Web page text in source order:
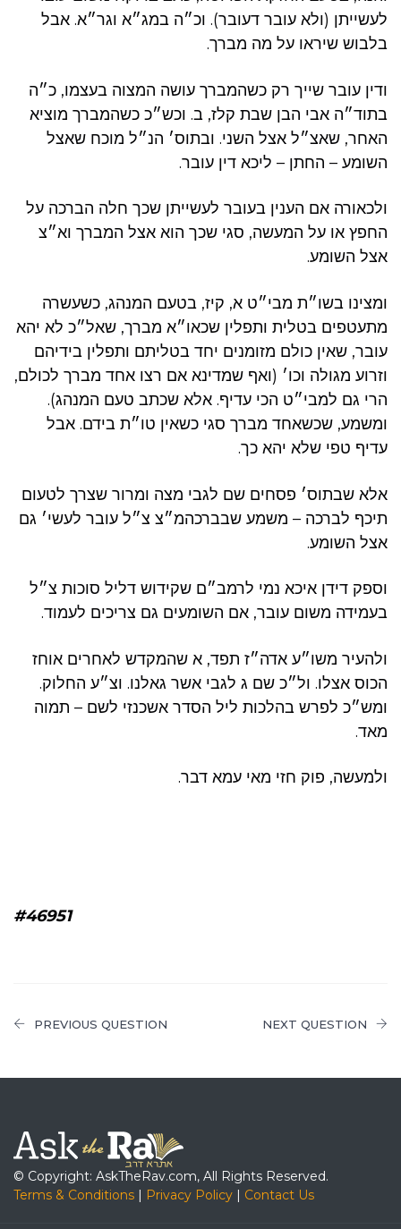
לעשייתן (ולא עובר דעובר). וכ״ה במג״א וגר״א. אבל
בלבוש שיראו על מה מברך.
ודין עובר שייך רק כשהמברך עושה המצוה בעצמו, כ״ה
בתוד״ה אבי הבן שבת קלז, ב. וכש״כ כשהמברך מוציא
האחר, שאצ״ל אצל השני. ובתוס׳ הנ״ל מוכח שאצל
השומע – החתן – ליכא דין עובר.
ולכאורה אם הענין בעובר לעשייתן שכך חלה הברכה על
החפץ או על המעשה, סגי שכך הוא אצל המברך וא״צ
אצל השומע.
ומצינו בשו״ת מבי״ט א, קיז, בטעם המנהג, כשעשרה
מתעטפים בטלית ותפלין שכאו״א מברך, שאל״כ לא יהא
עובר, שאין כולם מזומנים יחד בטליתם ותפלין בידיהם
וזרוע מגולה וכו׳ (ואף שמדינא אם רצו אחד מברך לכולם,
הרי גם למבי״ט הכי עדיף. אלא שכתב טעם המנהג).
ומשמע, שכשאחד מברך סגי כשאין טו״ת בידם. אבל
עדיף טפי שלא יהא כך.
אלא שבתוס׳ פסחים שם לגבי מצה ומרור שצרך לטעום
תיכף לברכה – משמע שבברכהמ״צ צ״ל עובר לעשי׳ גם
אצל השומע.
וספק דידן איכא נמי לרמב״ם שקידוש דליל סוכות צ״ל
בעמידה משום עובר, אם השומעים גם צריכים לעמוד.
ולהעיר משו״ע אדה״ז תפד, א שהמקדש לאחרים אוחז
הכוס אצלו. ול״כ שם ג לגבי אשר גאלנו. וצ״ע החלוק.
ומש״כ לפרש בהלכות ליל הסדר אשכנזי לשם – תמוה
מאד.
ולמעשה, פוק חזי מאי עמא דבר.
#46951
PREVIOUS QUESTION NEXT QUESTION
© Copyright: AskTheRav.com, All Rights Reserved.
Terms & Conditions
Privacy Policy Contact Us